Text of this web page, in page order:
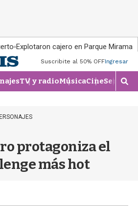
Explotaron cajero en Parque Miramar
Suscribite al 50% OFFIngresar
TV y radioMúsicaCineSeries
M
o
e
protagoniza el
más hot